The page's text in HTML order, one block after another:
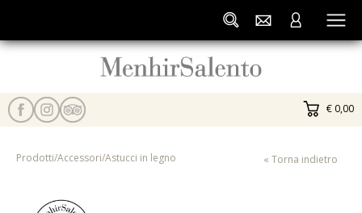
€ 0,00
Prodotti/Accessori/Astucci in legno « Torna indietro